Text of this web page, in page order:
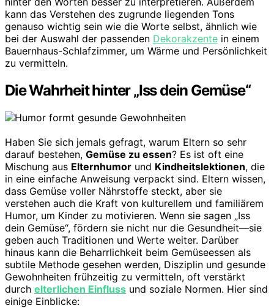
kann das Verstehen des zugrunde liegenden Tons
genauso wichtig sein wie die Worte selbst, ähnlich wie
bei der Auswahl der passenden Dekorakzente in einem
Bauernhaus-Schlafzimmer, um Wärme und Persönlichkeit
zu vermitteln.
Die Wahrheit hinter „Iss dein Gemüse“
Haben Sie sich jemals gefragt, warum Eltern so sehr
darauf bestehen, Gemüse zu essen? Es ist oft eine
Mischung aus Elternhumor und Kindheitslektionen, die
in eine einfache Anweisung verpackt sind. Eltern wissen,
dass Gemüse voller Nährstoffe steckt, aber sie
verstehen auch die Kraft von kulturellem und familiärem
Humor, um Kinder zu motivieren. Wenn sie sagen „Iss
dein Gemüse“, fördern sie nicht nur die Gesundheit—sie
geben auch Traditionen und Werte weiter. Darüber
hinaus kann die Beharrlichkeit beim Gemüseessen als
subtile Methode gesehen werden, Disziplin und gesunde
Gewohnheiten frühzeitig zu vermitteln, oft verstärkt
durch elterlichen Einfluss und soziale Normen. Hier sind
einige Einblicke: